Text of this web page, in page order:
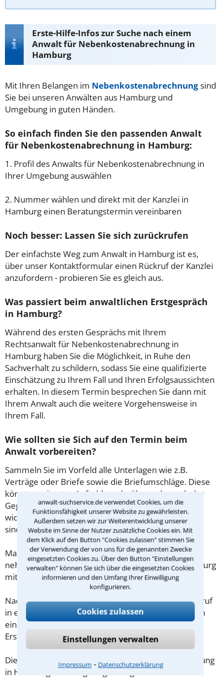
anwalt-suchservice.de verwendet Cookies, um die
Funktionsfähigkeit unserer Website zu gewährleisten.
Außerdem setzen wir zur Weiterentwicklung unserer
Website im Sinne der Nutzer zusätzliche Cookies ein. Mit
dem Klick auf den Button "Cookies zulassen" stimmen Sie
der Verwendung der von uns für die genannten Zwecke
eingesetzten Cookies zu. Über den Button "Einstellungen
verwalten" können Sie sich über die eingesetzten Cookies
informieren und den Umfang Ihrer Einwilligung
konfigurieren.
Cookies zulassen
Einstellungen verwalten
Impressum ⁃ Datenschutzerklärung
Erste-Hilfe-Infos zur Suche nach einem
Anwalt für Nebenkostenabrechnung in
Hamburg
Mit Ihren Belangen im Nebenkostenabrechnungsind
Sie bei unseren Anwälten aus Hamburg und
Umgebung in guten Händen.
So einfach finden Sie den passenden Anwalt
für Nebenkostenabrechnung in Hamburg:
1. Profil des Anwalts für Nebenkostenabrechnung in
Ihrer Umgebung auswählen
2. Nummer wählen und direkt mit der Kanzlei in
Hamburg einen Beratungstermin vereinbaren
Noch besser: Lassen Sie sich zurückrufen
Der einfachste Weg zum Anwalt in Hamburg ist es,
über unser Kontaktformular einen Rückruf der Kanzlei
anzufordern - probieren Sie es gleich aus.
Was passiert beim anwaltlichen Erstgespräch
in Hamburg?
Während des ersten Gesprächs mit Ihrem
Rechtsanwalt für Nebenkostenabrechnung in
Hamburg haben Sie die Möglichkeit, in Ruhe den
Sachverhalt zu schildern, sodass Sie eine qualifizierte
Einschätzung zu Ihrem Fall und Ihren Erfolgsaussichten
erhalten. In diesem Termin besprechen Sie dann mit
Ihrem Anwalt auch die weitere Vorgehensweise in
Ihrem Fall.
Wie sollten sie Sich auf den Termin beim
Anwalt vorbereiten?
Sammeln Sie im Vorfeld alle Unterlagen wie z.B.
Verträge oder Briefe sowie die Briefumschläge. Diese
könnten mitunter Aufschluss darüber geben, ob der
Gegner Fristen beachtet hat. Gibt es Zeugen oder
wichtige Adressen, die für den Fall von Bedeutung
sind?
Machen Sie sich vorab schriftliche Notizen und
nehmen Sie diese zum Beratungsgespräch in Hamburg
mit.
Nachdem Sie über das Kontaktformular einen Rückruf
in einer Kanzlei angefordert haben, stellen wir Ihnen
eine Checkliste zur Verfügung, mit der Sie das
Erstgespräch ausreichend vorbereiten können.
Die Kosten eines Anwalts für Nebenkostenabrechnung
in Hamburg sind oft geringer als gedacht!